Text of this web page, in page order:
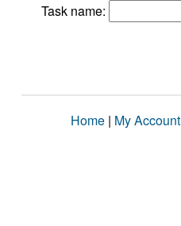
Task name:
Home | My Account